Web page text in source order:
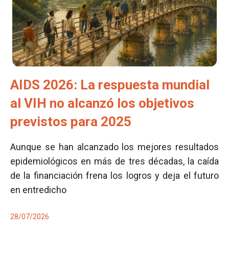
AIDS 2026: La respuesta mundial
al VIH no alcanzó los objetivos
previstos para 2025
Aunque se han alcanzado los mejores resultados
epidemiológicos en más de tres décadas, la caída
de la financiación frena los logros y deja el futuro
en entredicho
28/07/2026